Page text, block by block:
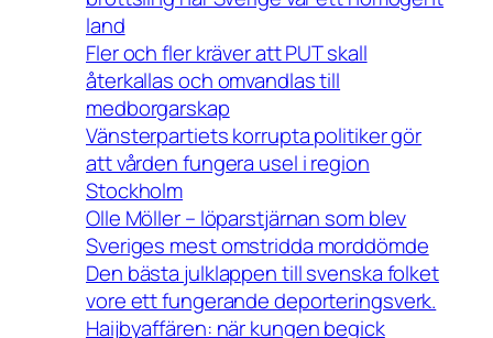
land
Fler och fler kräver att PUT skall
återkallas och omvandlas till
medborgarskap
Vänsterpartiets korrupta politiker gör
att vården fungera usel i region
Stockholm
Olle Möller – löparstjärnan som blev
Sveriges mest omstridda morddömde
Den bästa julklappen till svenska folket
vore ett fungerande deporteringsverk.
Haijbyaffären: när kungen begick